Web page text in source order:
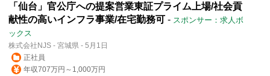
「仙台」官公庁への提案営業東証プライム上場/社会貢
献性の高いインフラ事業/在宅勤務可 - スポンサー：求人ボ
ックス
株式会社NJS - 宮城県 - 5月1日
正社員
年収707万円～1,000万円